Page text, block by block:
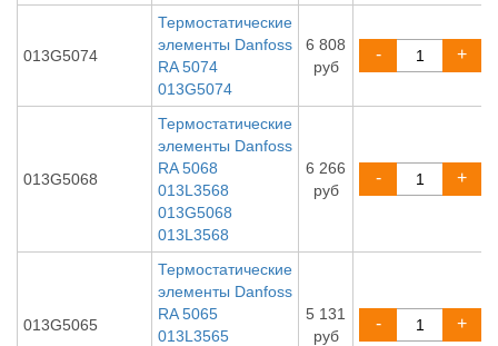
013G5074
Термостатические
элементы Danfoss
RA 5074
013G5074
6 808
руб
- +
013G5068
Термостатические
элементы Danfoss
RA 5068
013L3568
013G5068
013L3568
6 266
руб
- +
013G5065
Термостатические
элементы Danfoss
RA 5065
013L3565
5 131
руб
- +